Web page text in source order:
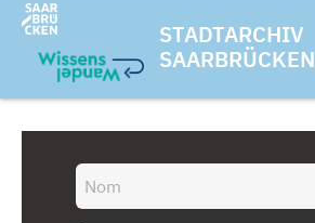
STADTARCHIV
SAARBRÜCKEN